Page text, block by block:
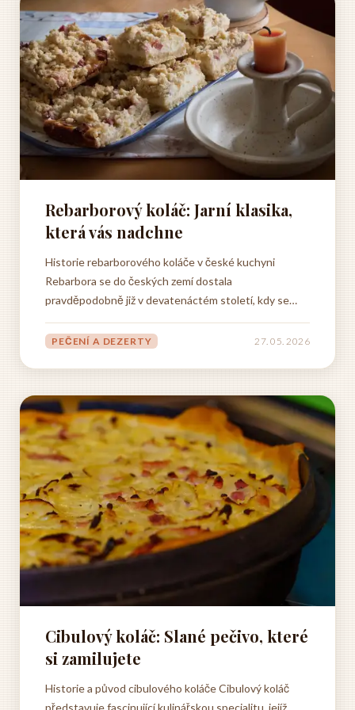
Rebarborový koláč: Jarní klasika,
která vás nadchne
Historie rebarborového koláče v české kuchyni
Rebarbora se do českých zemí dostala
pravděpodobně již v devatenáctém století, kdy se
začala postupně rozšiřovat po celé Evropě jako
užitková zahradní plodina. Zatímco v některých
PEČENÍ A DEZERTY 27. 05. 2026
Cibulový koláč: Slané pečivo, které
si zamilujete
Historie a původ cibulového koláče Cibulový koláč
představuje fascinující kulinářskou specialitu, jejíž